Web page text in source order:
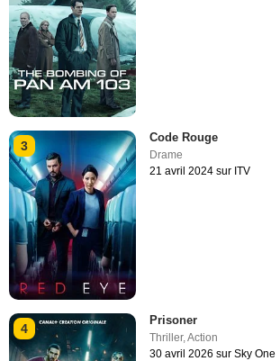
3
Code Rouge
Drame
21 avril 2024 sur ITV
4
Prisoner
Thriller,Action
30 avril 2026 sur Sky One